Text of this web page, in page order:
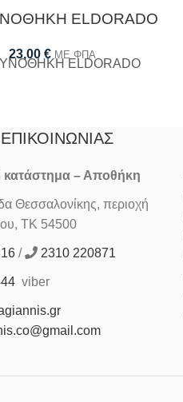
ELDORADO
23,00 € ΜΕ ΦΠΑ
ELDORADO
κατάστημα – Αποθήκη
Θεσσαλονίκης, περιοχή
ΤΚ 54500
/ 2310 220871
viber